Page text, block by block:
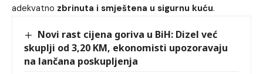
adekvatno zbrinuta i smještena u sigurnu kuću.
Novi rast cijena goriva u BiH: Dizel već
skuplji od 3,20 KM, ekonomisti upozoravaju
na lančana poskupljenja